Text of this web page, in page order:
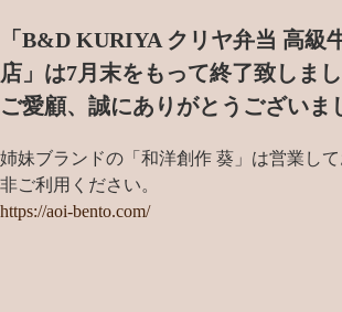
「B&D KURIYA クリヤ弁当 高級
店」は7月末をもって終了致しまし
ご愛顧、誠にありがとうございま
姉妹ブランドの「和洋創作 葵」は営業し
非ご利用ください。
https://aoi-bento.com/